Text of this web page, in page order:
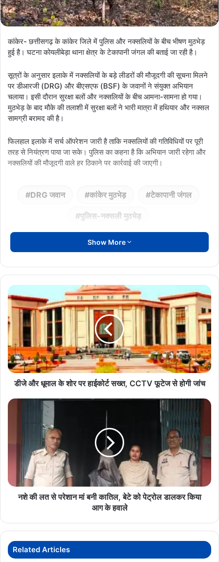
कांकेर- छत्तीसगढ़ के कांकेर जिले में पुलिस और नक्सलियों के बीच भीषण मुठभेड़
हुई है। घटना कोयलीबेड़ा थाना क्षेत्र के टेकापानी जंगल की बताई जा रही है।
सूत्रों के अनुसार इलाके में नक्सलियों के बड़े लीडरों की मौजूदगी की सूचना मिलने
पर डीआरजी (DRG) और बीएसएफ (BSF) के जवानों ने संयुक्त अभियान
चलाया। इसी दौरान सुरक्षा बलों और नक्सलियों के बीच आमना-सामना हो गया।
मुठभेड़ के बाद मौके की तलाशी में सुरक्षा बलों ने भारी मात्रा में हथियार और नक्सल
सामग्री बरामद की है।
फिलहाल इलाके में सर्च ऑपरेशन जारी है ताकि नक्सलियों की गतिविधियों पर पूरी
तरह से नियंत्रण पाया जा सके। पुलिस का कहना है कि अभियान जारी रहेगा और
नक्सलियों की मौजूदगी वाले हर ठिकाने पर कार्रवाई की जाएगी।
DRG जवान कांकेर मुठभेड़ टेकापानी जंगल
पुलिस-नक्सली मुठभेड़
Show More
डीजे
और
धूमाल
के
शोर
हाईकोर्ट
सख्त,
CCTV
फूटेज
होगी
डीजे और धूमाल के शोर पर हाईकोर्ट सख्त, CCTV फूटेज से होगी जांच
नशे
कातिल,
बेटे
के
हवाले
नशे की लत से परेशान मां बनी कातिल, बेटे को पेट्रोल डालकर किया
आग के हवाले
Related Articles